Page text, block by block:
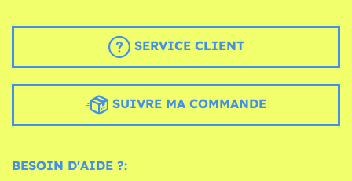
SERVICE CLIENT
SUIVRE MA COMMANDE
BESOIN D'AIDE ?: